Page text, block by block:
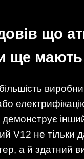
що
ще
інший
V12 не тільки
а й здатний